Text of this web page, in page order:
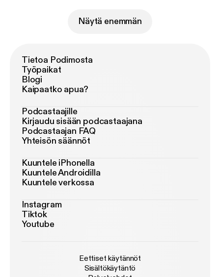
Näytä enemmän
Tietoa Podimosta
Työpaikat
Blogi
Kaipaatko apua?
Podcastaajille
Kirjaudu sisään podcastaajana
Podcastaajan FAQ
Yhteisön säännöt
Kuuntele iPhonella
Kuuntele Androidilla
Kuuntele verkossa
Instagram
Tiktok
Youtube
Eettiset käytännöt
Sisältökäytäntö